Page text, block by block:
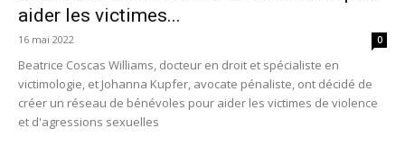
aider les victimes...
16 mai 2022 0
Beatrice Coscas Williams, docteur en droit et spécialiste en
victimologie, et Johanna Kupfer, avocate pénaliste, ont décidé de
créer un réseau de bénévoles pour aider les victimes de violence
et d'agressions sexuelles